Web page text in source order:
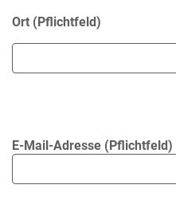
Ort (Pflichtfeld)
E-Mail-Adresse (Pflichtfeld)